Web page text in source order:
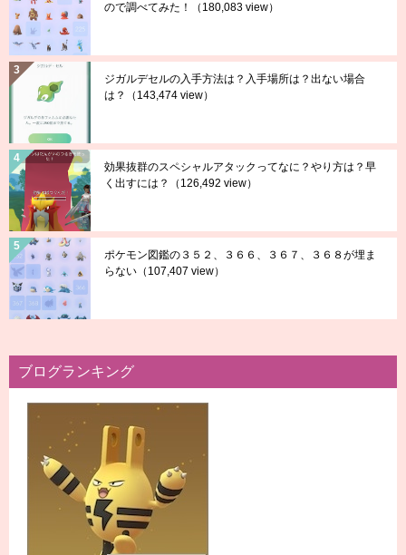
ので調べてみた！
（180,083 view）
ジガルデセルの入手方法は？入手場所は？出ない場合
は？
（143,474 view）
効果抜群のスペシャルアタックってなに？やり方は？早
く出すには？
（126,492 view）
ポケモン図鑑の３５２、３６６、３６７、３６８が埋ま
らない （107,407 view）
ブログランキング